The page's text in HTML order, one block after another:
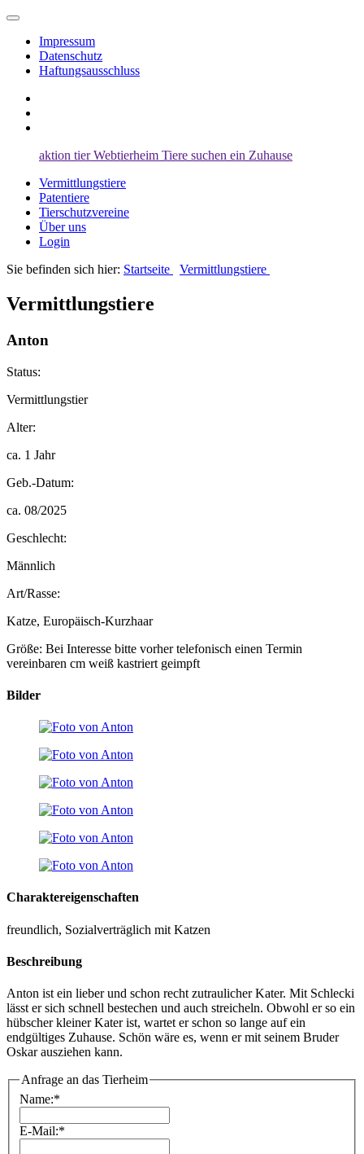
Impressum
Datenschutz
Haftungsausschluss
aktion tier Webtierheim Tiere suchen ein Zuhause
Vermittlungstiere
Patentiere
Tierschutzvereine
Über uns
Login
Sie befinden sich hier: Startseite Vermittlungstiere
Vermittlungstiere
Anton
Status:
Vermittlungstier
Alter:
ca. 1 Jahr
Geb.-Datum:
ca. 08/2025
Geschlecht:
Männlich
Art/Rasse:
Katze, Europäisch-Kurzhaar
Größe: Bei Interesse bitte vorher telefonisch einen Termin
vereinbaren cm weiß kastriert geimpft
Bilder
Charaktereigenschaften
freundlich, Sozialverträglich mit Katzen
Beschreibung
Anton ist ein lieber und schon recht zutraulicher Kater. Mit Schlecki
lässt er sich schnell bestechen und auch streicheln. Obwohl er so ein
hübscher kleiner Kater ist, wartet er schon so lange auf ein
endgültiges Zuhause. Schön wäre es, wenn er mit seinem Bruder
Oskar ausziehen kann.
Anfrage an das Tierheim
Name:*
E-Mail:*